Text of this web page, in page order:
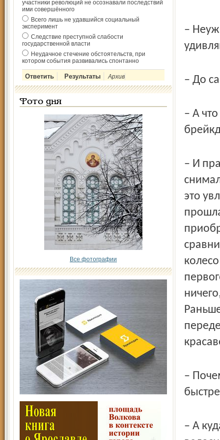
участники революций не осознавали последствий
ими совершённого
Всего лишь не удавшийся социальный
эксперимент
Следствие преступной слабости
государственной власти
Неудачное стечение обстоятельств, при
котором события развивались спонтанно
Архив
Фото дня
Все фотографии
–
– До
– А
– И
это
–
– А